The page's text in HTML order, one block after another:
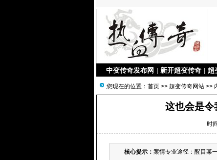
中变传奇发布网 | 新开超变传奇 | 超
您现在的位置： 首页 >> 超变传奇网站 >>
这也会是令
时
核心提示： 案情专业途径：醒目某